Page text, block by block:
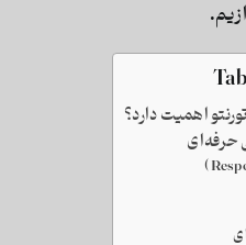
اهمیت دارد؟
حرفه‌ای